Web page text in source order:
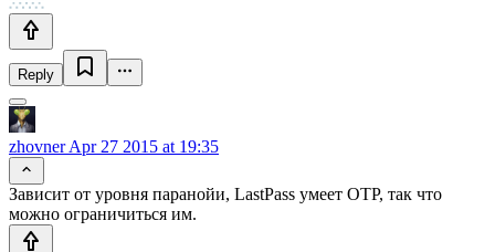
Reply
zhovnerApr 27 2015 at 19:35
Зависит от уровня паранойи, LastPass умеет OTP, так что
можно ограничиться им.